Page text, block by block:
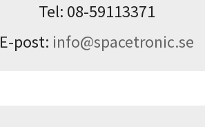
Tel: 08-59113371
E-post: info@spacetronic.se